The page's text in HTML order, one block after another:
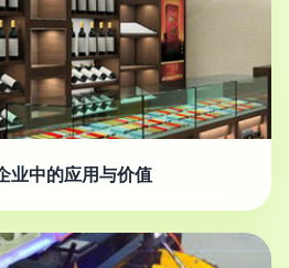
业中的应用与价值